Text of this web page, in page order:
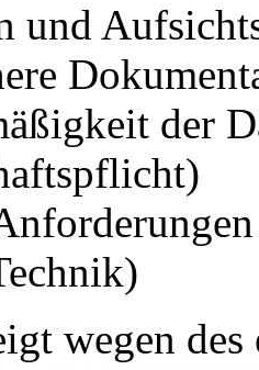
und
der
wegen